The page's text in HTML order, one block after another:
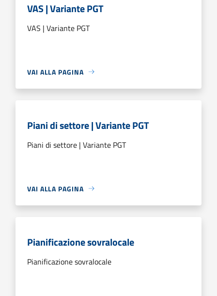
VAS | Variante PGT
VAS | Variante PGT
VAI ALLA PAGINA
Piani di settore | Variante PGT
Piani di settore | Variante PGT
VAI ALLA PAGINA
Pianificazione sovralocale
Pianificazione sovralocale